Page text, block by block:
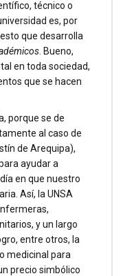
técnico o
es, por
que desarrolla
. Bueno,
en toda sociedad,
que se hacen
porque se de
al caso de
de Arequipa),
ayudar a
en que nuestro
Así, la UNSA
y un largo
entre otros, la
medicinal para
precio simbólico